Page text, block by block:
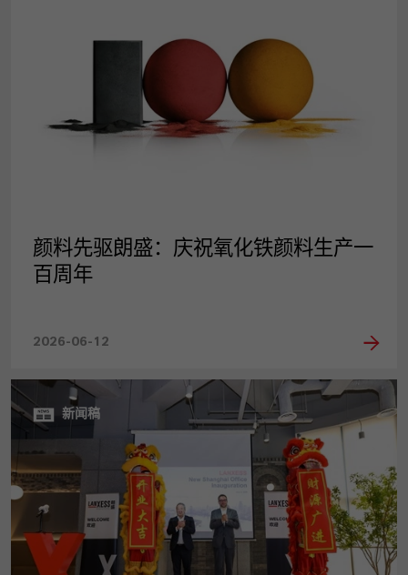
颜料先驱朗盛：庆祝氧化铁颜料生产一
百周年
2026-06-12
新闻稿